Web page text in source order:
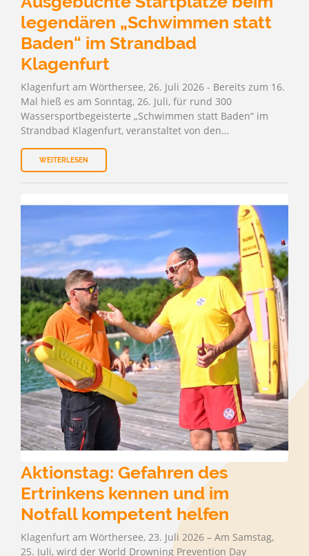
legendären „Schwimmen statt
Baden“ im Strandbad
Klagenfurt
Klagenfurt am Wörthersee, 26. Juli 2026 - Bereits zum 16.
Mal hieß es am Sonntag, 26. Juli, für rund 300
Wassersportbegeisterte „Schwimmen statt Baden“ im
Strandbad Klagenfurt, veranstaltet von den…
WEITERLESEN
Aktionstag: Gefahren des
Ertrinkens kennen und im
Notfall kompetent helfen
Klagenfurt am Wörthersee, 23. Juli 2026 – Am Samstag,
25. Juli, wird der World Drowning Prevention Day